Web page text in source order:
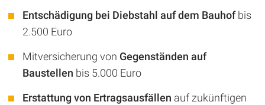
Entschädigung bei Diebstahl auf dem Bauhofbis
2.500 Euro
Mitversicherung von Gegenständen auf
Baustellen bis 5.000 Euro
Erstattung von Ertragsausfällen auf zukünftigen